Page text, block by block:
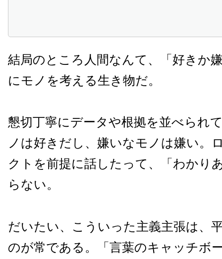
結局のところ人間なんて、「好きか
にモノを考える生き物だ。
懇切丁寧にデータや根拠を並べられ
ノは好きだし、嫌いなモノは嫌い。
クトを前提に話したって、「わかり
らない。
だいたい、こういった主義主張は、
のが常である。「言葉のキャッチボ